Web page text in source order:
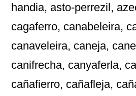
handia, asto-perrezil,
cagaferro, canabeleira,
canaveleira, caneja,
canifrecha, canyaferla,
cañafierro, cañafleja,